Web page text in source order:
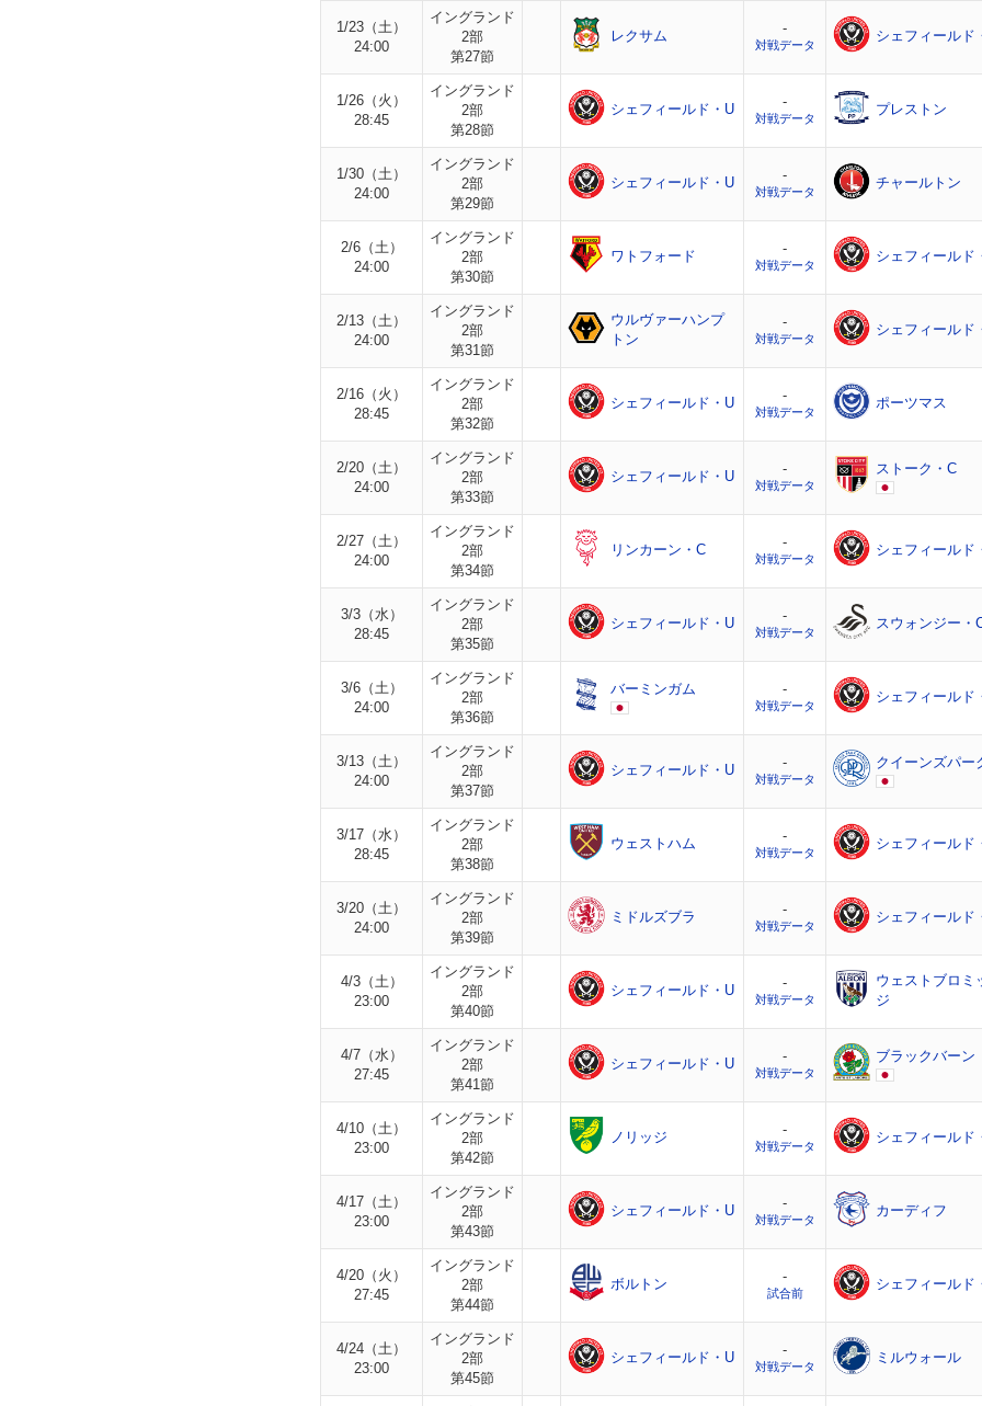
1/23（土）
24:00
イングランド
2部
第27節
レクサム -
対戦データ
シェフィールド
1/26（火）
28:45
イングランド
2部
第28節
シェフィールド・U -
対戦データ
プレストン
1/30（土）
24:00
イングランド
2部
第29節
シェフィールド・U -
対戦データ
チャールトン
2/6（土）
24:00
イングランド
2部
第30節
ワトフォード -
対戦データ
シェフィールド
2/13（土）
24:00
イングランド
2部
第31節
ウルヴァーハンプ
トン
-
対戦データ
シェフィールド
2/16（火）
28:45
イングランド
2部
第32節
シェフィールド・U -
対戦データ
ポーツマス
2/20（土）
24:00
イングランド
2部
第33節
シェフィールド・U -
対戦データ
ストーク・C
2/27（土）
24:00
イングランド
2部
第34節
リンカーン・C -
対戦データ
シェフィールド
3/3（水）
28:45
イングランド
2部
第35節
シェフィールド・U -
対戦データ
スウォンジー・
3/6（土）
24:00
イングランド
2部
第36節
バーミンガム -
対戦データ
シェフィールド
3/13（土）
24:00
イングランド
2部
第37節
シェフィールド・U -
対戦データ
クイーンズパー
3/17（水）
28:45
イングランド
2部
第38節
ウェストハム -
対戦データ
シェフィールド
3/20（土）
24:00
イングランド
2部
第39節
ミドルズブラ -
対戦データ
シェフィールド
4/3（土）
23:00
イングランド
2部
第40節
シェフィールド・U -
対戦データ
ウェストブロミ
ジ
4/7（水）
27:45
イングランド
2部
第41節
シェフィールド・U -
対戦データ
ブラックバーン
4/10（土）
23:00
イングランド
2部
第42節
ノリッジ -
対戦データ
シェフィールド
4/17（土）
23:00
イングランド
2部
第43節
シェフィールド・U -
対戦データ
カーディフ
4/20（火）
27:45
イングランド
2部
第44節
ボルトン -
試合前
シェフィールド
4/24（土）
23:00
イングランド
2部
第45節
シェフィールド・U -
対戦データ
ミルウォール